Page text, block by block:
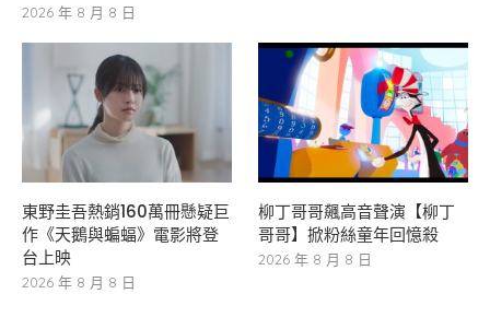
2026 年 8 月 8 日
東野圭吾熱銷160萬冊懸疑巨
作《天鵝與蝙蝠》電影將登
台上映
2026 年 8 月 8 日
柳丁哥哥飆高音聲演【柳丁
哥哥】掀粉絲童年回憶殺
2026 年 8 月 8 日